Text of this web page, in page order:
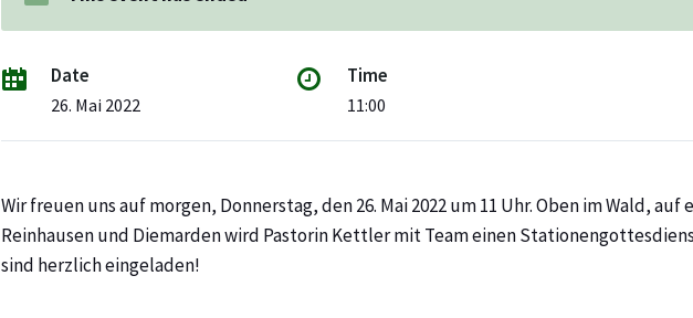
Date
26. Mai 2022
Time
11:00
Wir freuen uns auf morgen, Donnerstag, den 26. Mai 2022 um 11 Uhr. Oben im Wald,
Reinhausen und Diemarden wird Pastorin Kettler mit Team einen
sind herzlich eingeladen!